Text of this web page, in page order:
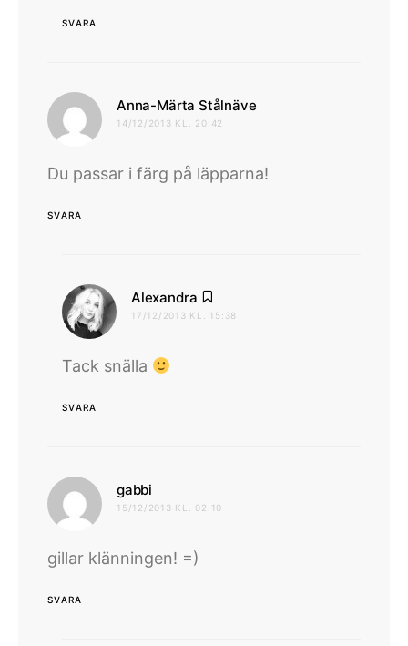
SVARA
Anna-Märta Stålnäve
14/12/2013 KL. 20:42
Du passar i färg på läpparna!
SVARA
Alexandra
17/12/2013 KL. 15:38
Tack snälla
SVARA
gabbi
15/12/2013 KL. 02:10
gillar klänningen! =)
SVARA